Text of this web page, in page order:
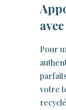
Pour
votre